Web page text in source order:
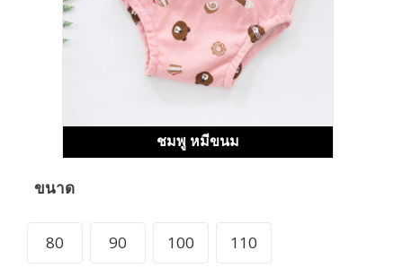
ชมพู หมีขนม
ขนาด
80 90 100 110